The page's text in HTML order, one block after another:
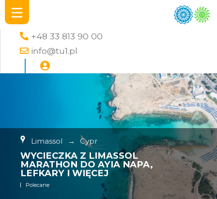
+48 33 813 90 00
info@tu1.pl
Limassol → Cypr
WYCIECZKA Z LIMASSOL
MARATHON DO AYIA NAPA,
LEFKARY I WIĘCEJ
Polecane